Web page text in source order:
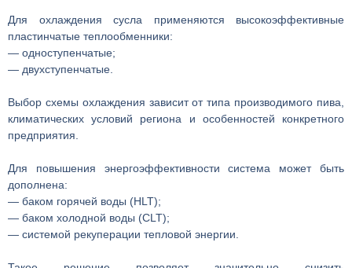
Для охлаждения сусла применяются высокоэффективные
пластинчатые теплообменники:
— одноступенчатые;
— двухступенчатые.
Выбор схемы охлаждения зависит от типа производимого пива,
климатических условий региона и особенностей конкретного
предприятия.
Для повышения энергоэффективности система может быть
дополнена:
— баком горячей воды (HLT);
— баком холодной воды (CLT);
— системой рекуперации тепловой энергии.